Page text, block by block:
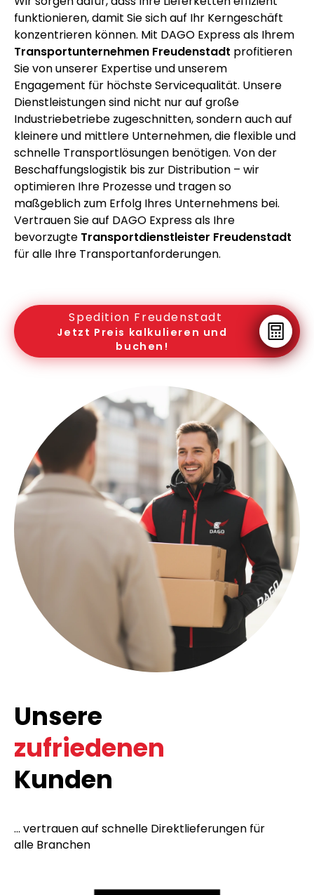
funktionieren, damit Sie sich auf Ihr Kerngeschäft
konzentrieren können. Mit DAGO Express als Ihrem
Transportunternehmen Freudenstadt profitieren
Sie von unserer Expertise und unserem
Engagement für höchste Servicequalität. Unsere
Dienstleistungen sind nicht nur auf große
Industriebetriebe zugeschnitten, sondern auch auf
kleinere und mittlere Unternehmen, die flexible und
schnelle Transportlösungen benötigen. Von der
Beschaffungslogistik bis zur Distribution – wir
optimieren Ihre Prozesse und tragen so
maßgeblich zum Erfolg Ihres Unternehmens bei.
Vertrauen Sie auf DAGO Express als Ihre
bevorzugte Transportdienstleister Freudenstadt
für alle Ihre Transportanforderungen.
Spedition Freudenstadt
Jetzt Preis kalkulieren und
buchen!
Unsere
zufriedenen
Kunden
... vertrauen auf schnelle Direktlieferungen für
alle Branchen